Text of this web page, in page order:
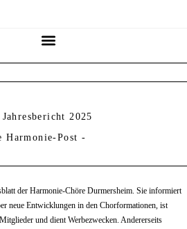
2025
Harmonie-Post -
der Harmonie-Chöre Durmersheim. Sie informiert
neue Entwicklungen in den Chorformationen, ist
und dient Werbezwecken. Andererseits